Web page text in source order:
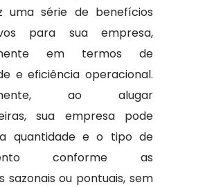
uma série de benefícios
para sua empresa,
em termos de
e eficiência operacional.
ao alugar
sua empresa pode
quantidade e o tipo de
conforme as
sazonais ou pontuais, sem